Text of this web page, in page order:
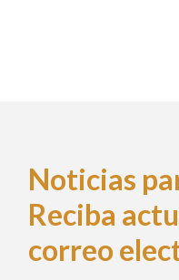
Noticias
Reciba
correo